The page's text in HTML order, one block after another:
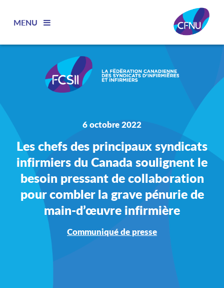
MENU
6 octobre 2022
Les chefs des principaux syndicats
infirmiers du Canada soulignent le
besoin pressant de collaboration
pour combler la grave pénurie de
main-d’œuvre infirmière
Communiqué de presse